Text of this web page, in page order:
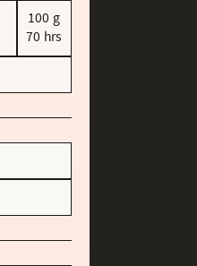
100 g
70 hrs